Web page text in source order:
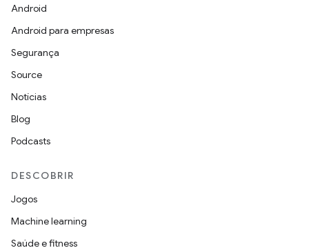
Android
Android para empresas
Segurança
Source
Notícias
Blog
Podcasts
DESCOBRIR
Jogos
Machine learning
Saúde e fitness